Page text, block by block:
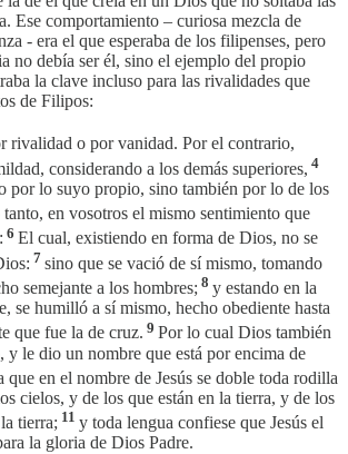
Ese comportamiento – curiosa mezcla de
- era el que esperaba de los filipenses, pero
no debía ser él, sino el ejemplo del propio
la clave incluso para las rivalidades que
de Filipos:
rivalidad o por vanidad. Por el contrario,
considerando a los demás superiores, 4
por lo suyo propio, sino también por lo de los
en vosotros el mismo sentimiento que
6 El cual, existiendo en forma de Dios, no se
7 sino que se vació de sí mismo, tomando
semejante a los hombres; 8 y estando en la
se humilló a sí mismo, hecho obediente hasta
que fue la de cruz. 9 Por lo cual Dios también
y le dio un nombre que está por encima de
que en el nombre de Jesús se doble toda rodilla
cielos, y de los que están en la tierra, y de los
tierra; 11 y toda lengua confiese que Jesús el
la gloria de Dios Padre.